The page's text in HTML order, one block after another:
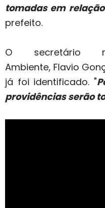
tomadas em
prefeito.
O secretário
Ambiente, Flavio
já foi identificado. "
providências serão